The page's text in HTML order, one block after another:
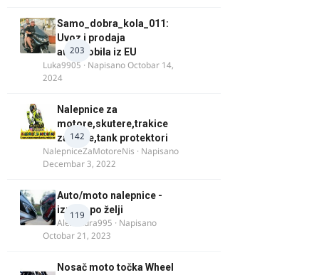
203
Samo_dobra_kola_011:
Uvoz i prodaja
automobila iz EU
Luka9905 · NapisanoOctobar 14,
2024
142
Nalepnice za
motore,skutere,trakice
za felne,tank protektori
NalepniceZaMotoreNis · Napisano
Decembar 3, 2022
119
Auto/moto nalepnice -
izrada po želji
Alexandra995 · Napisano
Octobar 21, 2023
Nosač moto točka Wheel